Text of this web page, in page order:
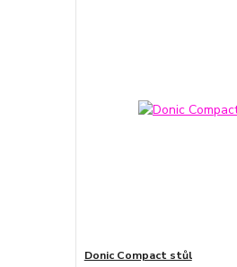
Donic Compact stůl